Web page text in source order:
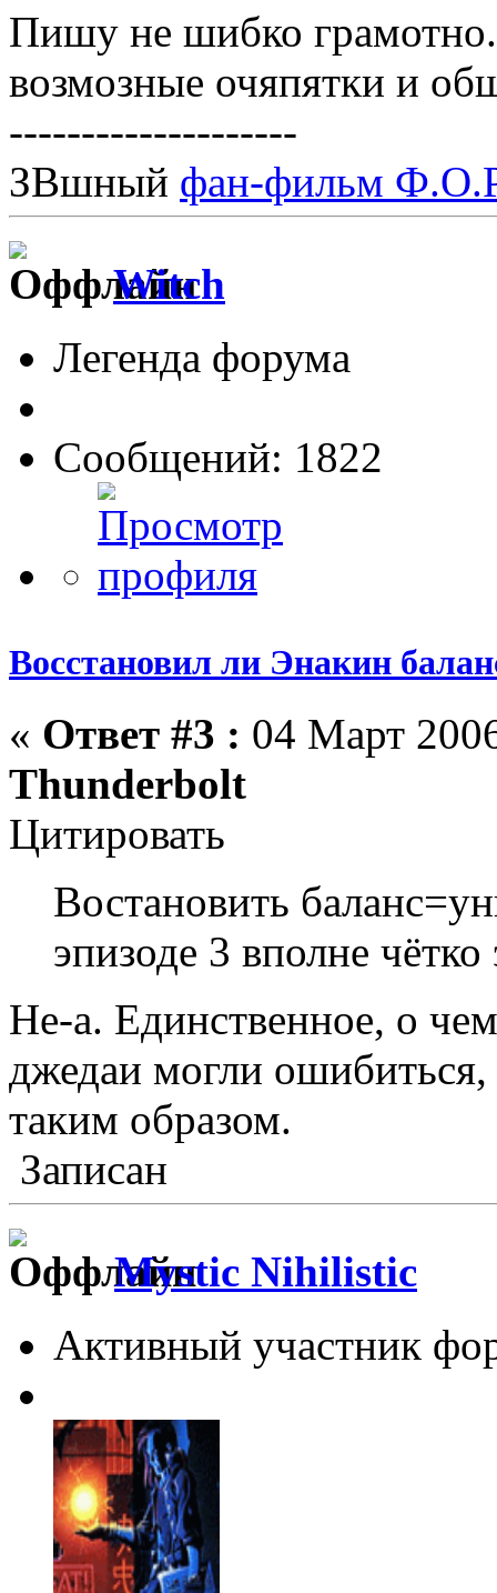
Пишу не шибко
возмозные очяпятки и
--------------------
ЗВшный фан-фильм
Witch
Легенда форума
Сообщений: 1822
Восстановил ли Энакин
« Ответ #3 : 04 Март
Thunderbolt
Цитировать
Востановить
эпизоде 3 вполне чётко
Не-а. Единственное, о
джедаи могли ошибиться,
таким образом.
Записан
Mystic Nihilistic
Активный участник